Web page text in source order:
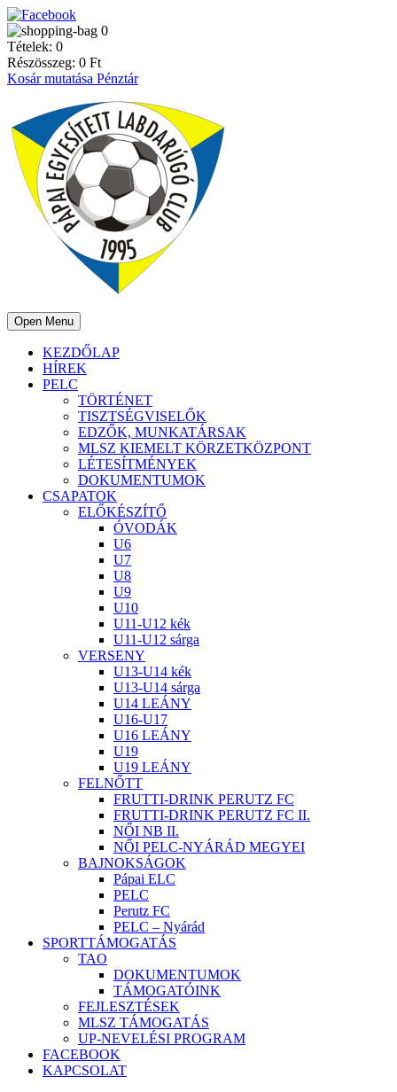
0
Tételek: 0
Részösszeg: 0 Ft
Kosár mutatása Pénztár
Open Menu
KEZDŐLAP
HÍREK
PELC
TÖRTÉNET
TISZTSÉGVISELŐK
EDZŐK, MUNKATÁRSAK
MLSZ KIEMELT KÖRZETKÖZPONT
LÉTESÍTMÉNYEK
DOKUMENTUMOK
CSAPATOK
ELŐKÉSZÍTŐ
ÓVODÁK
U6
U7
U8
U9
U10
U11-U12 kék
U11-U12 sárga
VERSENY
U13-U14 kék
U13-U14 sárga
U14 LEÁNY
U16-U17
U16 LEÁNY
U19
U19 LEÁNY
FELNŐTT
FRUTTI-DRINK PERUTZ FC
FRUTTI-DRINK PERUTZ FC II.
NŐI NB II.
NŐI PELC-NYÁRÁD MEGYEI
BAJNOKSÁGOK
Pápai ELC
PELC
Perutz FC
PELC – Nyárád
SPORTTÁMOGATÁS
TAO
DOKUMENTUMOK
TÁMOGATÓINK
FEJLESZTÉSEK
MLSZ TÁMOGATÁS
UP-NEVELÉSI PROGRAM
FACEBOOK
KAPCSOLAT